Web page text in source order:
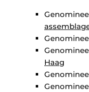
Haag